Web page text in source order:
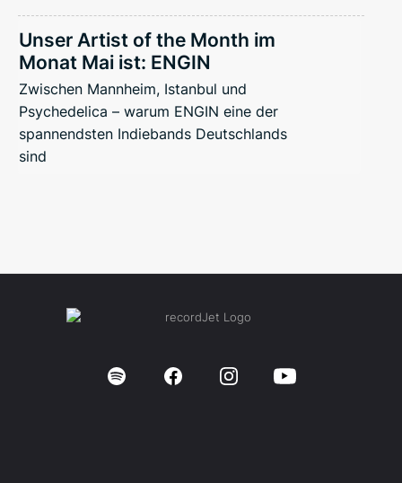
Unser Artist of the Month im
Monat Mai ist: ENGIN
Zwischen Mannheim, Istanbul und
Psychedelica – warum ENGIN eine der
spannendsten Indiebands Deutschlands
sind